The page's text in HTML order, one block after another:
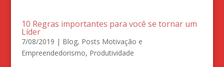
10 Regras importantes para você se tornar um
Líder
7/08/2019 | Blog, Posts Motivação e
Empreendedorismo, Produtividade